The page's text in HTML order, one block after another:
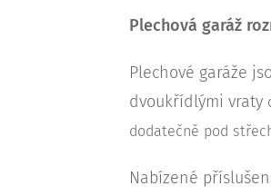
Plechová garáž
Plechové garáže
dvoukřídlými vraty
dodatečně pod
Nabízené